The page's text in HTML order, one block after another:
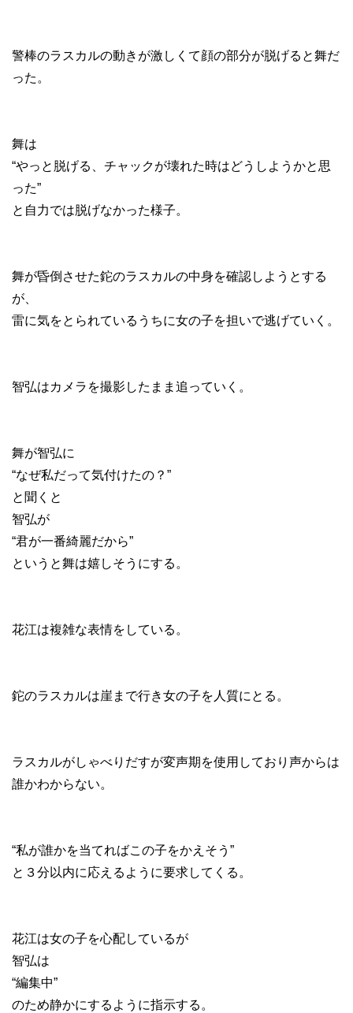
警棒のラスカルの動きが激しくて顔の部分が脱げると舞だ
った。
舞は
“やっと脱げる、チャックが壊れた時はどうしようかと思
った”
と自力では脱げなかった様子。
舞が昏倒させた鉈のラスカルの中身を確認しようとする
が、
雷に気をとられているうちに女の子を担いで逃げていく。
智弘はカメラを撮影したまま追っていく。
舞が智弘に
“なぜ私だって気付けたの？”
と聞くと
智弘が
“君が一番綺麗だから”
というと舞は嬉しそうにする。
花江は複雑な表情をしている。
鉈のラスカルは崖まで行き女の子を人質にとる。
ラスカルがしゃべりだすが変声期を使用しており声からは
誰かわからない。
“私が誰かを当てればこの子をかえそう”
と３分以内に応えるように要求してくる。
花江は女の子を心配しているが
智弘は
“編集中”
のため静かにするように指示する。